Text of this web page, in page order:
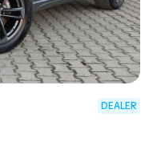
DEALER